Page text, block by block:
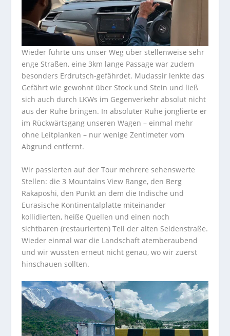
Wieder führte uns unser Weg über stellenweise sehr
enge Straßen, eine 3km lange Passage war zudem
besonders Erdrutsch-gefährdet. Mudassir lenkte das
Gefährt wie gewohnt über Stock und Stein und ließ
sich auch durch LKWs im Gegenverkehr absolut nicht
aus der Ruhe bringen. In absoluter Ruhe jonglierte er
im Rückwärtsgang unseren Wagen – einmal mehr
ohne Leitplanken – nur wenige Zentimeter vom
Abgrund entfernt.
Wir passierten auf der Tour mehrere sehenswerte
Stellen: die 3 Mountains View Range, den Berg
Rakaposhi, den Punkt an dem die Indische und
Eurasische Kontinentalplatte miteinander
kollidierten, heiße Quellen und einen noch
sichtbaren (restaurierten) Teil der alten Seidenstraße.
Wieder einmal war die Landschaft atemberaubend
und wir wussten erneut nicht genau, wo wir zuerst
hinschauen sollten.